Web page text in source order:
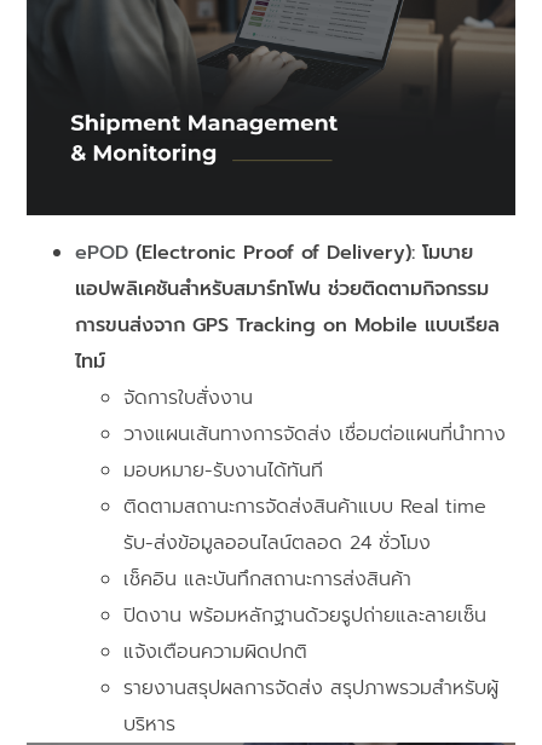
ePOD (Electronic Proof of Delivery): โมบาย
แอปพลิเคชันสำหรับสมาร์ทโฟน ช่วยติดตามกิจกรรม
การขนส่งจาก GPS Tracking on Mobile แบบเรียล
ไทม์
จัดการใบสั่งงาน
วางแผนเส้นทางการจัดส่ง เชื่อมต่อแผนที่นำทาง
มอบหมาย-รับงานได้ทันที
ติดตามสถานะการจัดส่งสินค้าแบบ Real time
รับ-ส่งข้อมูลออนไลน์ตลอด 24 ชั่วโมง
เช็คอิน และบันทึกสถานะการส่งสินค้า
ปิดงาน พร้อมหลักฐานด้วยรูปถ่ายและลายเซ็น
แจ้งเตือนความผิดปกติ
รายงานสรุปผลการจัดส่ง สรุปภาพรวมสำหรับผู้
บริหาร